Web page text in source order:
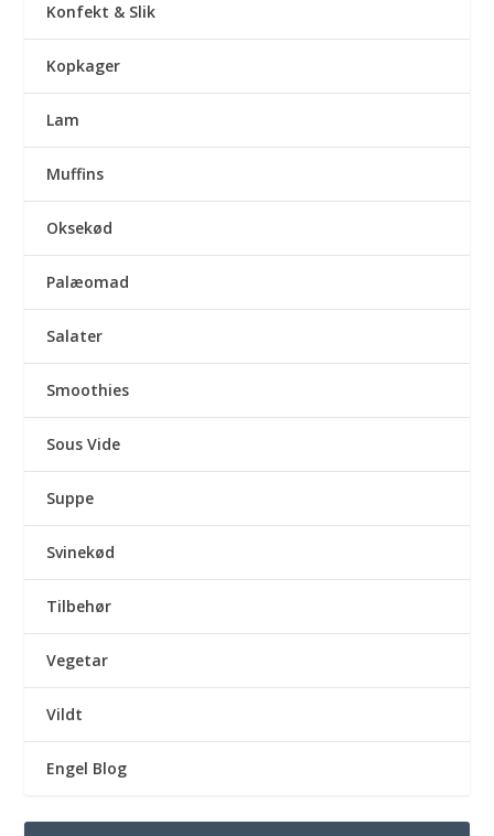
Konfekt & Slik
Kopkager
Lam
Muffins
Oksekød
Palæomad
Salater
Smoothies
Sous Vide
Suppe
Svinekød
Tilbehør
Vegetar
Vildt
Engel Blog